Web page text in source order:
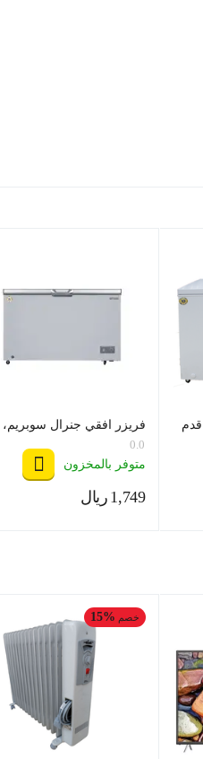
فريزر جنرال سوبريم 11.2 قدم
داخلية , 60/50 هرتز -
GSHF632H
0.0
متوفر بالمخزون
ريال 1,749
خصم 15%